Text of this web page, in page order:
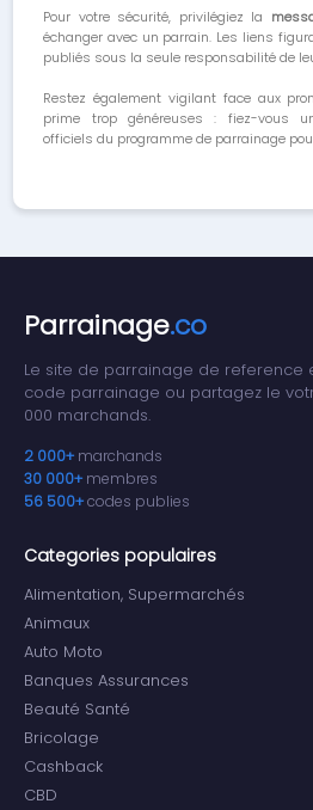
Pour votre sécurité, privilégiez la
échanger avec un parrain. Les liens
publiés sous la seule responsabilité de
Restez également vigilant face aux
prime trop généreuses : fiez-vous
officiels du programme de parrainage
Parrainage.co
Le site de parrainage de reference
code parrainage ou partagez le
000 marchands.
2 000+ marchands
30 000+ membres
56 500+codes publies
Categories populaires
Alimentation, Supermarchés
Animaux
Auto Moto
Banques Assurances
Beauté Santé
Bricolage
Cashback
CBD